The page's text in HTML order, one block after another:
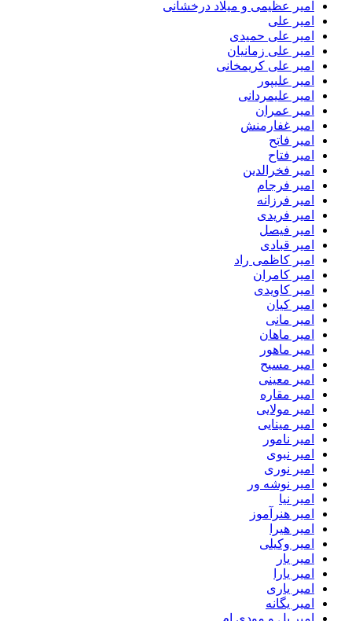
امیر عظیمی و میلاد درخشانی
امیر علی
امیر علی حمیدی
امیر علی زمانیان
امیر علی کریمخانی
امیر علیپور
امیر علیمردانی
امیر عمران
امیر غفارمنش
امیر فاتح
امیر فتاح
امیر فخرالدین
امیر فرجام
امیر فرزانه
امیر فریدی
امیر فیصل
امیر قبادی
امیر کاظمی راد
امیر کامران
امیر کاویدی
امیر کیان
امیر مانی
امیر ماهان
امیر ماهور
امیر مسیح
امیر معینی
امیر مقاره
امیر مولایی
امیر مینایی
امیر نامور
امیر نبوی
امیر نوری
امیر نوشه ور
امیر نیا
امیر هنرآموز
امیر هیرا
امیر وکیلی
امیر یار
امیر یارا
امیر یاری
امیر یگانه